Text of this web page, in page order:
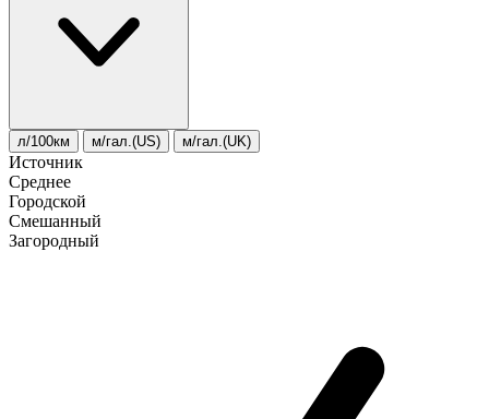
л/100км м/гал.(US) м/гал.(UK)
Источник
Среднее
Городской
Смешанный
Загородный